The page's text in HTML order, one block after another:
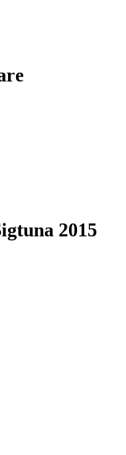
2015